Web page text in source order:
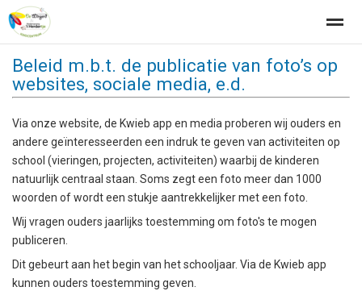
Home Bellen Locatie Zoeken
Beleid m.b.t. de publicatie van foto’s op
websites, sociale media, e.d.
Via onze website, de Kwieb app en media proberen wij ouders en
andere geïnteresseerden een indruk te geven van activiteiten op
school (vieringen, projecten, activiteiten) waarbij de kinderen
natuurlijk centraal staan. Soms zegt een foto meer dan 1000
woorden of wordt een stukje aantrekkelijker met een foto.
Wij vragen ouders jaarlijks toestemming om foto's te mogen
publiceren.
Dit gebeurt aan het begin van het schooljaar. Via de Kwieb app
kunnen ouders toestemming geven.